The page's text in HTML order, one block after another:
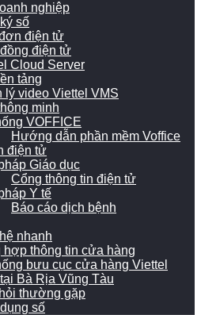
nghiệp
số
điện tử
điện tử
Cloud Server
tảng
lý video Viettel VMS
minh
VOFFICE
Hướng dẫn phần mềm Voffice
điện tử
Giáo dục
Cổng thông tin điện tử
Y tế
Báo cáo dịch bệnh
nhanh
hợp thông tin cửa hàng
bưu cục cửa hàng Viettel
Bà Rịa Vũng Tàu
thường gặp
số